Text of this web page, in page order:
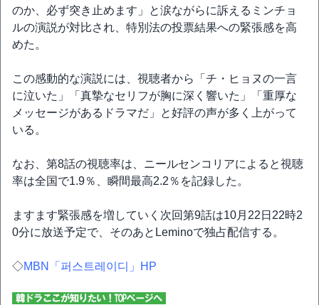
のか、必ず突き止めます」と涙ながらに訴えるミンチョ
ルの演説が対比され、特別法の投票結果への緊張感を高
めた。
この感動的な演説には、視聴者から「チ・ヒョヌの一言
に泣いた」「真摯なセリフが胸に深く響いた」「重厚な
メッセージがあるドラマだ」と好評の声が多く上がって
いる。
なお、第8話の視聴率は、ニールセンコリアによると視聴
率は全国で1.9％、瞬間最高2.2％を記録した。
ますます緊張感を増していく次回第9話は10月22日22時2
0分に放送予定で、そのあとLeminoで独占配信する。
◇MBN「퍼스트레이디」HP